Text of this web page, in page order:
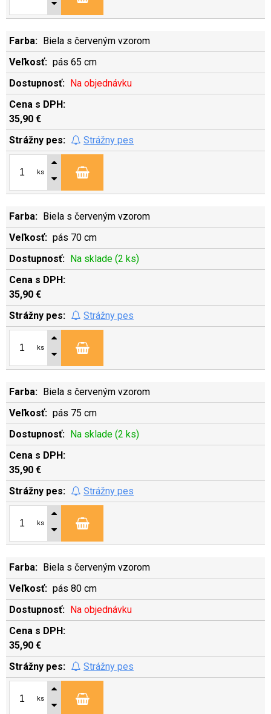
Biela s červeným vzorom
pás 65 cm
Na objednávku
35,90 €
Strážny pes
ks
Biela s červeným vzorom
pás 70 cm
Na sklade (2 ks)
35,90 €
Strážny pes
ks
Biela s červeným vzorom
pás 75 cm
Na sklade (2 ks)
35,90 €
Strážny pes
ks
Biela s červeným vzorom
pás 80 cm
Na objednávku
35,90 €
Strážny pes
ks